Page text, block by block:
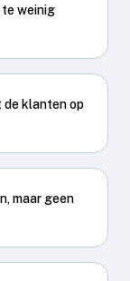
te weinig
de klanten op
maar geen